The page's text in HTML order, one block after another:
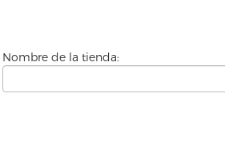
Nombre de la tienda: